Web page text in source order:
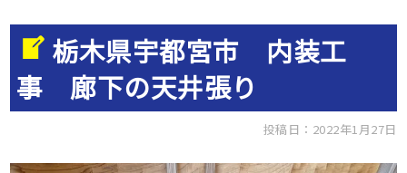
栃木県宇都宮市 内装工
事 廊下の天井張り
投稿日：2022年1月27日